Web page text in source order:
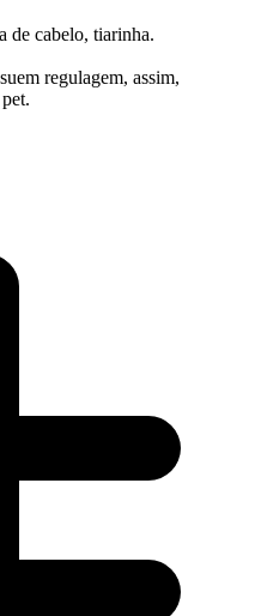
de cabelo, tiarinha.
regulagem, assim,